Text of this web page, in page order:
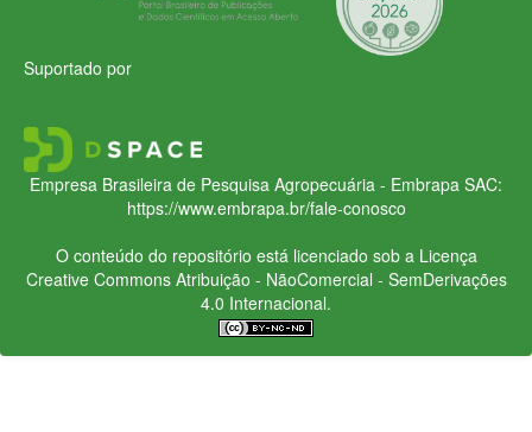
Suportado por
Empresa Brasileira de Pesquisa Agropecuária - Embrapa SAC:
https://www.embrapa.br/fale-conosco
O conteúdo do repositório está licenciado sob a Licença
Creative CommonsAtribuição - NãoComercial - SemDerivações
4.0 Internacional.